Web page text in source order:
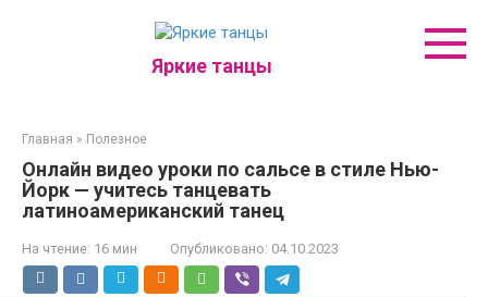
Яркие танцы
Главная » Полезное
Онлайн видео уроки по сальсе в стиле Нью-
Йорк — учитесь танцевать
латиноамериканский танец
На чтение: 16 мин Опубликовано: 04.10.2023